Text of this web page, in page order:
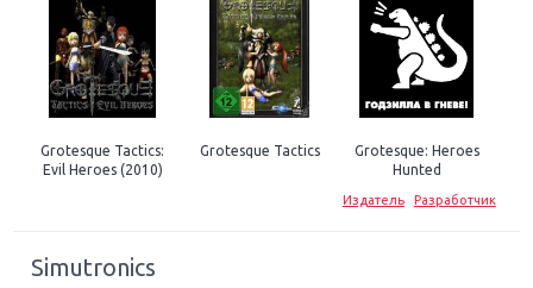
Grotesque Tactics:
Evil Heroes (2010)
Grotesque Tactics
Grotesque: Heroes
Hunted
Издатель Разработчик
Simutronics